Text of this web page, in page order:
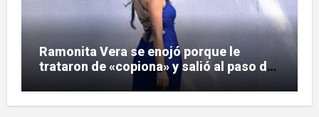
Ramonita Vera se enojó porque le
trataron de «copiona» y salió al paso de